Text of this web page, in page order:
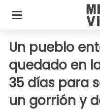
Un pueblo
quedado en
35 días para
un gorrión y